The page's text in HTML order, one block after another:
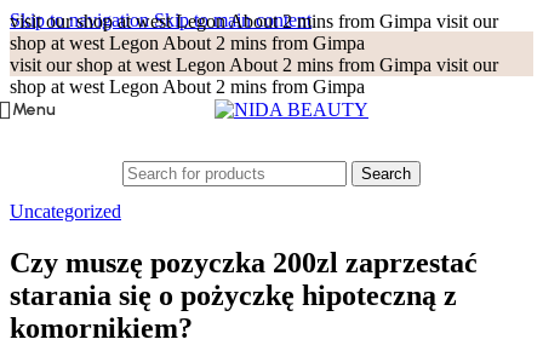
Skip to navigationSkip to main content
visit our shop at west Legon About 2 mins from Gimpa visit our
shop at west Legon About 2 mins from Gimpa
visit our shop at west Legon About 2 mins from Gimpa visit our
shop at west Legon About 2 mins from Gimpa
Menu
Search
Uncategorized
Czy muszę pozyczka 200zl zaprzestać
starania się o pożyczkę hipoteczną z
komornikiem?